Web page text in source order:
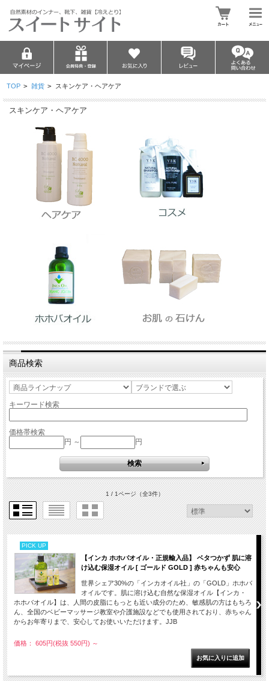
TOP > 雑貨 > スキンケア・ヘアケア
スキンケア・ヘアケア
商品検索
キーワード検索
価格帯検索
円 ～
円
1 / 1ページ（全3件）
PICK UP
【インカ ホホバオイル・正規輸入品】 ベタつかず 肌に溶
け込む保湿オイル [ ゴールド GOLD ] 赤ちゃんも安心
世界シェア30%の「インカオイル社」の「GOLD」ホホバ
オイルです。肌に溶け込む自然な保湿オイル【インカ・
ホホバオイル】は、人間の皮脂にもっとも近い成分のため、敏感肌の方はもちろ
ん、全国のベビーマッサージ教室や介護施設などでも使用されており、赤ちゃん
からお年寄りまで、安心してお使いいただけます。JJB
価格： 605円(税抜 550円) ～